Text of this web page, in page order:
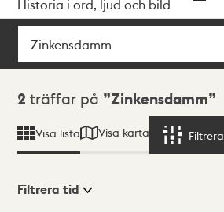
Historia i ord, ljud och bild
Sök
Sökresultat
2 träffar på Zinkensdamm
Visa lista Visa karta Filtrera
Filtrera tid